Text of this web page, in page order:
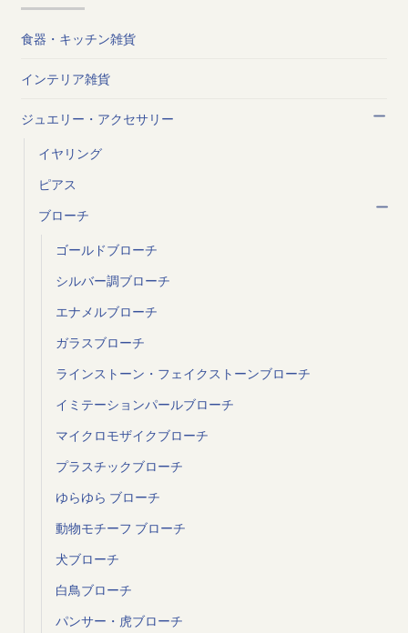
食器・キッチン雑貨
インテリア雑貨
ジュエリー・アクセサリー
イヤリング
ピアス
ブローチ
ゴールドブローチ
シルバー調ブローチ
エナメルブローチ
ガラスブローチ
ラインストーン・フェイクストーンブローチ
イミテーションパールブローチ
マイクロモザイクブローチ
プラスチックブローチ
ゆらゆら ブローチ
動物モチーフ ブローチ
犬ブローチ
白鳥ブローチ
パンサー・虎ブローチ